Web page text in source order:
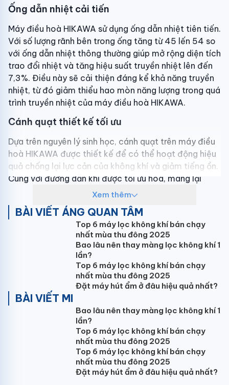
Ống dẫn nhiệt cải tiến
Máy điều hoà HIKAWA sử dụng ống dẫn nhiệt tiên tiến.
Với số lượng rãnh bên trong ống tăng từ 45 lến 54 so
với ống dẫn nhiệt thông thường giúp mở rộng diện tích
trao đổi nhiệt và tăng hiệu suất truyền nhiệt lên đến
7,3%. Điều này sẽ cải thiện đáng kể khả năng truyền
nhiệt, từ đó giảm thiểu hao mòn năng lượng trong quá
trình truyền nhiệt của máy điều hoà HIKAWA.
Cánh quạt thiết kế tối ưu
Dựa trên nguyên lý sinh học, cánh quạt trên máy điều
hoà HIKAWA được thiết kế để có thể hoạt động hiệu
quả chống lại lực cản của không khí và giảm tiếng ồn.
Cùng với đường dẫn khí được tối ưu hoá, mang lại
cùng một lưu lượng gió với mức tiêu thụ năng lượng ít
hơn 30%.
Gió mát lành
Chế độ làm lạnh nhanh
Chọn chế độ turbo trên remote indoor (điều khiển
của dàn lạnh ), hệ thống làm lạnh của máy điều hoà
HIKAWA sẽ kích hoạt khả năng làm lạnh/ sưởi ấm
nhanh, giúp không gian phòng nhanh chóng đạt được
nhiệt độ mong muốn và mang lại cảm giác dễ chịu
Thiết kế ống dẫn nhiệt trên máy điều hoà HIKAWA
được tối ưu hoá kết hợp với tốc độ quạt tăng áp
mang lại luồng gió mạnh hơn ở tốc độ ≥ 0,3m/s, với
khoảng cách vươn xa lên đến 12m.
Xem thêm
BÀI VIẾT ÁNG QUAN TÂM
Top 6 máy lọc không khí bán chạy
nhất mùa thu đông 2025
Bao lâu nên thay màng lọc không khí 1
lần?
Top 6 máy lọc không khí bán chạy
nhất mùa thu đông 2025
Đặt máy hút ẩm ở đâu hiệu quả nhất?
BÀI VIẾT MI
Bao lâu nên thay màng lọc không khí 1
lần?
Top 6 máy lọc không khí bán chạy
nhất mùa thu đông 2025
Top 6 máy lọc không khí bán chạy
nhất mùa thu đông 2025
Đặt máy hút ẩm ở đâu hiệu quả nhất?